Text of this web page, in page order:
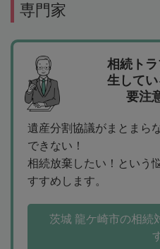
専門家
相続ト
生して
要注
遺産分割協議がまとまら
できない！
相続放棄したい！という
すすめします。
茨城 龍ケ崎市の相続